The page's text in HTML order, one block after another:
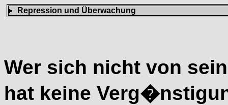
Repression und Überwachung
Wer sich nicht von
hat keine